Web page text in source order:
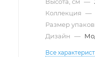
Коллекция —
Размер
Дизайн —
Все